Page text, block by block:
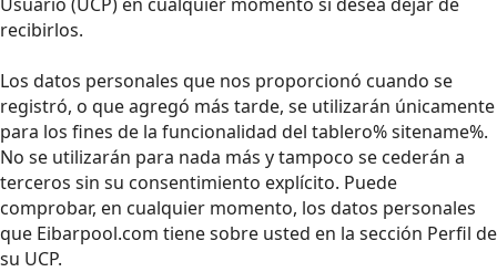
recibirlos.
Los datos personales que nos proporcionó cuando se
registró, o que agregó más tarde, se utilizarán únicamente
para los fines de la funcionalidad del tablero% sitename%.
No se utilizarán para nada más y tampoco se cederán a
terceros sin su consentimiento explícito. Puede
comprobar, en cualquier momento, los datos personales
que Eibarpool.com tiene sobre usted en la sección Perfil de
su UCP.